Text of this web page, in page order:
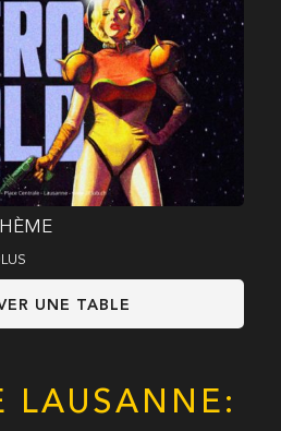
UNE TABLE
LAUSANNE: